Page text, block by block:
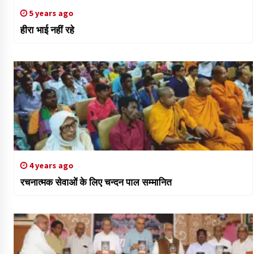
5 years ago
हीरा भाई नहीं रहे
4 years ago
रचनात्मक सेवाओं के लिए चन्दन पाल सम्मानित